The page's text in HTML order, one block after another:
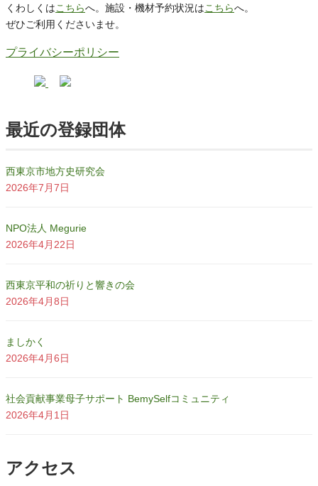
くわしくはこちらへ。施設・機材予約状況はこちらへ。
ぜひご利用くださいませ。
プライバシーポリシー
最近の登録団体
西東京市地方史研究会
2026年7月7日
NPO法人 Megurie
2026年4月22日
西東京平和の祈りと響きの会
2026年4月8日
ましかく
2026年4月6日
社会貢献事業母子サポート BemySelfコミュニティ
2026年4月1日
アクセス